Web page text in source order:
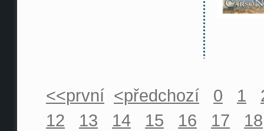
<<první <předchozí 0 1
12
13 14 15 16 17
18